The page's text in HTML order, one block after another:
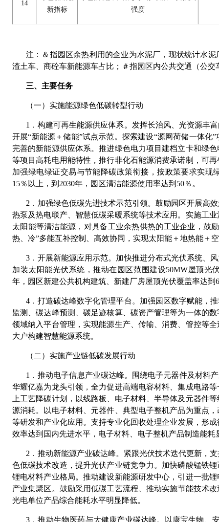
14
新指标
强度
注：＆指园区余热利用的企业为水泥厂，现状统计水
渣土车、商砼车新能源车占比；＃指园区内公共交通（公
三、主要任务
（一）实施能源绿色低碳转型行动
1．构建可再生能源供应体系。发挥长治风、光资源丰
开展“新能源＋储能”试点示范。探索建设“源网荷储一体
完善的新能源供应体系。推进绿色电力项目建档立卡和绿
等项目高耗电用能特性，推行非化石能源消费承诺制，可
加强绿电绿证交易与节能降碳政策衔接，按政策要求实现
15％以上，到2030年，园区清洁能源使用率达到50％。
2．加强绿色低碳先进技术示范引领。鼓励园区开展高
热泵及热电联产、智慧低碳采暖系统等技术应用。实施工
太阳能等清洁能源，对具备工业余热供热的工业企业，鼓
热、冷”多能互补控制、高效协同，实现太阳能＋地热能＋
3．开展新能源应用示范。加快推进分布式光伏系统、
加装太阳能光伏系统，推动在园区范围建设50MW屋顶光
年，园区新建公共机构建筑、新建厂房屋顶光伏覆盖率达到
4．打造碳达峰数字化管理平台。加强园区数字赋能，
监测、碳达峰预测、碳足迹核算、碳资产管理等为一体的
领域纳入平台管理，实现能源生产、传输、消费、管控等
大户构建智慧能源系统。
（二）实施产业链低碳发展行动
1．推动电子信息产业碳达峰。围绕电子元器件及材料
华耀亿嘉为龙头引领，全力促进高端电容材料、集成电路
上工艺降碳计划，以线路板、电子材料、半导体及元器件
源消耗。以电子材料、元器件、典型电子整机产品为重点
等研发和产业化应用。支持专业化回收处理企业发展，形
效率达到国内先进水平，电子材料、电子整机产品制造能耗
2．推动新能源产业碳达峰。紧跟光伏技术迭代更新，
色低碳技术改造，提升光伏产业链竞争力。加快磷酸锰铁
锂电材料产业格局。推动建设新能源研发中心，引进一批
产业集聚区。鼓励采用低碳工艺流程、推动实施节能技术
光电单位产品综合能耗水平明显降低。
3．推动生物医药与大健康产业碳达峰。以康宝生物、